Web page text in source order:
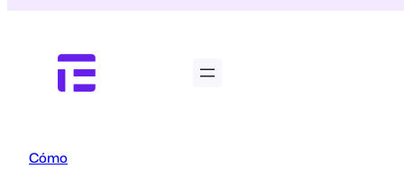
contenido
Cómo